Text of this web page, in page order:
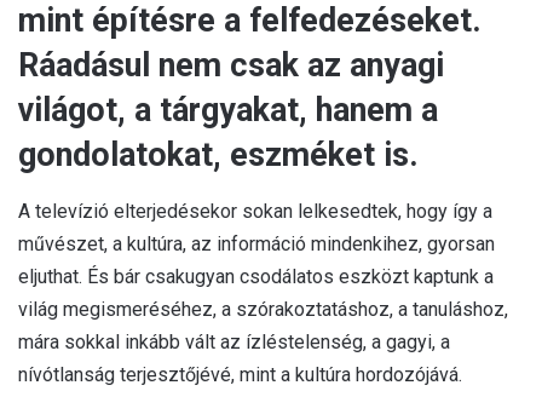
mint építésre a felfedezéseket.
Ráadásul nem csak az anyagi
világot, a tárgyakat, hanem a
gondolatokat, eszméket is.
A televízió elterjedésekor sokan lelkesedtek, hogy így a
művészet, a kultúra, az információ mindenkihez, gyorsan
eljuthat. És bár csakugyan csodálatos eszközt kaptunk a
világ megismeréséhez, a szórakoztatáshoz, a tanuláshoz,
mára sokkal inkább vált az ízléstelenség, a gagyi, a
nívótlanság terjesztőjévé, mint a kultúra hordozójává.